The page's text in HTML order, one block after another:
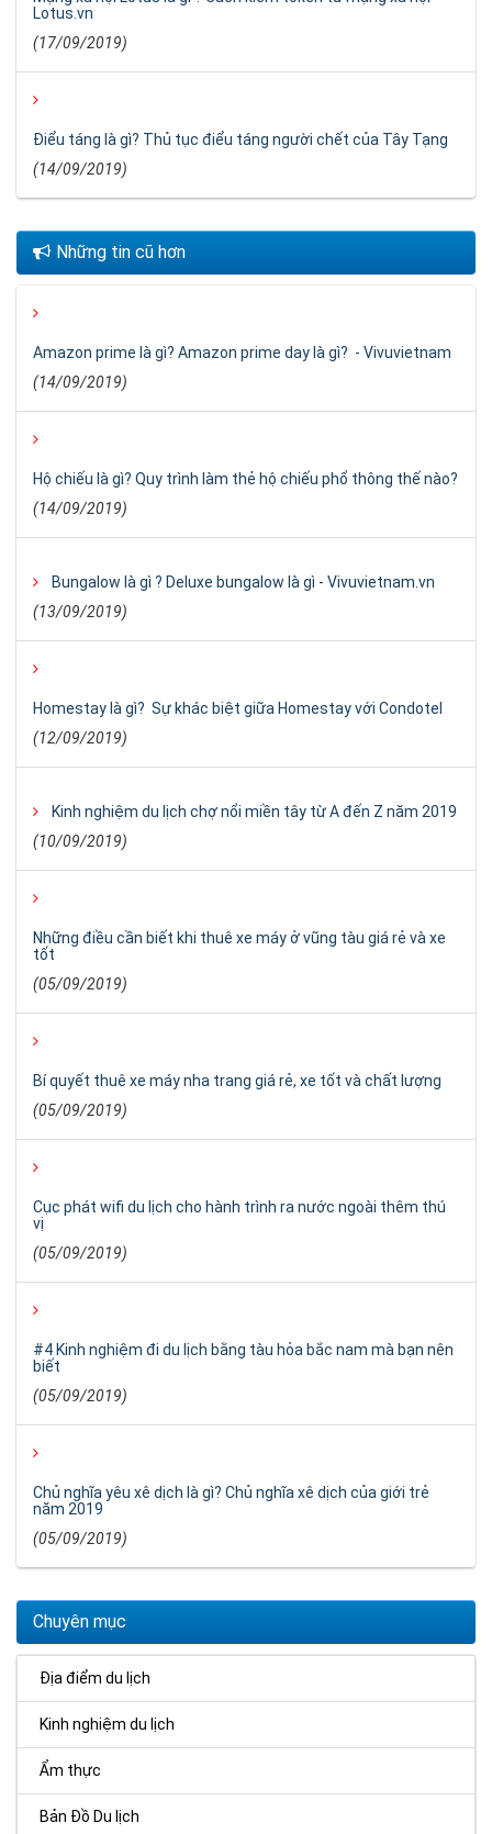
Lotus.vn
(17/09/2019)
Điểu táng là gì? Thủ tục điểu táng người chết của Tây Tạng
(14/09/2019)
Những tin cũ hơn
Amazon prime là gì? Amazon prime day là gì? - Vivuvietnam
(14/09/2019)
Hộ chiếu là gì? Quy trình làm thẻ hộ chiếu phổ thông thế nào?
(14/09/2019)
Bungalow là gì ? Deluxe bungalow là gì - Vivuvietnam.vn
(13/09/2019)
Homestay là gì? Sự khác biệt giữa Homestay với Condotel
(12/09/2019)
Kinh nghiệm du lịch chợ nổi miền tây từ A đến Z năm 2019
(10/09/2019)
Những điều cần biết khi thuê xe máy ở vũng tàu giá rẻ và xe
tốt
(05/09/2019)
Bí quyết thuê xe máy nha trang giá rẻ, xe tốt và chất lượng
(05/09/2019)
Cục phát wifi du lịch cho hành trình ra nước ngoài thêm thú
vị
(05/09/2019)
#4 Kinh nghiệm đi du lịch bằng tàu hỏa bắc nam mà bạn nên
biết
(05/09/2019)
Chủ nghĩa yêu xê dịch là gì? Chủ nghĩa xê dịch của giới trẻ
năm 2019
(05/09/2019)
Chuyên mục
Địa điểm du lịch
Kinh nghiệm du lịch
Ẩm thực
Bản Đồ Du lịch